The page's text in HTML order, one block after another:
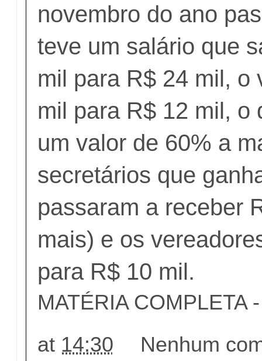
novembro do ano
teve um salário que
mil para R$ 24 mil, o
mil para R$ 12 mil, o
um valor de 60% a
secretários que
passaram a receber
mais) e os
para R$ 10 mil.
MATÉRIA COMPLETA
at 14:30 Nenhum